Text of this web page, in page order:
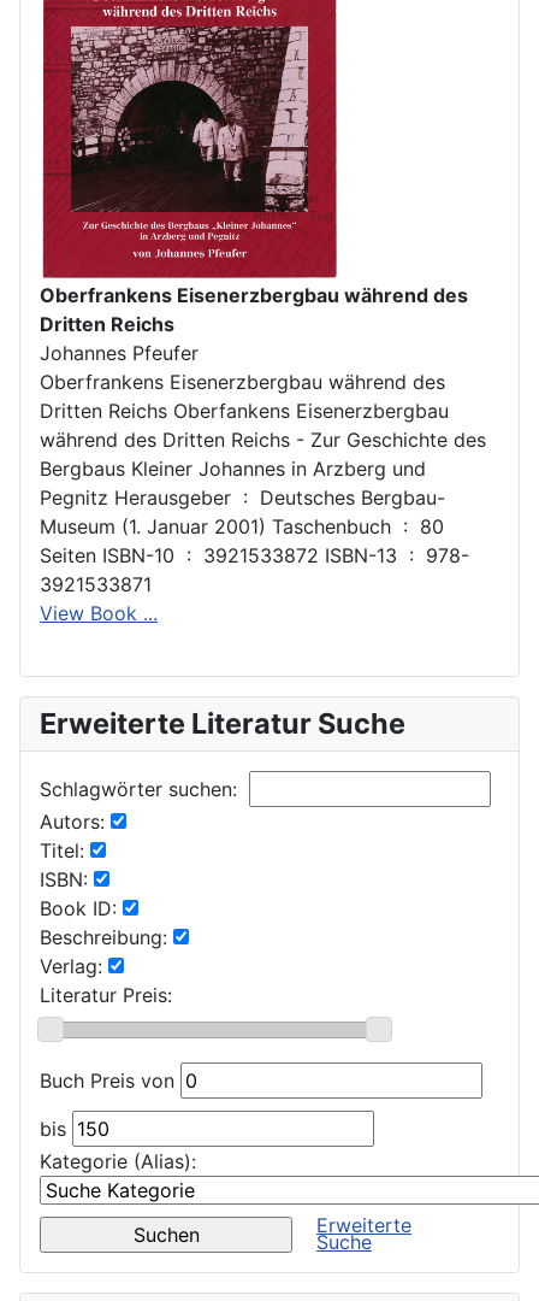
Oberfrankens Eisenerzbergbau während des
Dritten Reichs
Johannes Pfeufer
Oberfrankens Eisenerzbergbau während des
Dritten Reichs Oberfankens Eisenerzbergbau
während des Dritten Reichs - Zur Geschichte des
Bergbaus Kleiner Johannes in Arzberg und
Pegnitz Herausgeber ‏ : ‎ Deutsches Bergbau-
Museum (1. Januar 2001) Taschenbuch ‏ : ‎ 80
Seiten ISBN-10 ‏ : ‎ 3921533872 ISBN-13 ‏ : ‎ 978-
3921533871
View Book ...
Erweiterte Literatur Suche
Schlagwörter suchen:
Autors:
Titel:
ISBN:
Book ID:
Beschreibung:
Verlag:
Literatur Preis:
Buch Preis von
bis
Kategorie (Alias):
Erweiterte
Suche